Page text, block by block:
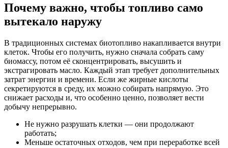
Почему важно, чтобы топливо само
вытекало наружу
В традиционных системах биотопливо накапливается внутри
клеток. Чтобы его получить, нужно сначала собрать саму
биомассу, потом её сконцентрировать, высушить и
экстрагировать масло. Каждый этап требует дополнительных
затрат энергии и времени. Если же жирные кислоты
секретируются в среду, их можно собирать напрямую. Это
снижает расходы и, что особенно ценно, позволяет вести
добычу непрерывно.
Не нужно разрушать клетки — они продолжают
работать;
Меньше остаточных отходов, чем при переработке всей